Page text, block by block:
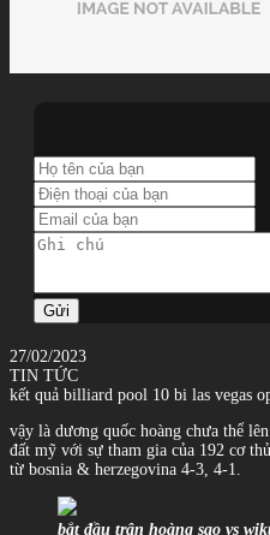
Gửi
27/02/2023
TIN TỨC
kết quả billiard pool 10 bi las vegas
vậy là dương quốc hoàng chưa thể
đất mỹ với sự tham gia của 192 cơ
từ bosnia & herzegovina 4-3, 4-1.
bắt đầu trận hoàng sao vs